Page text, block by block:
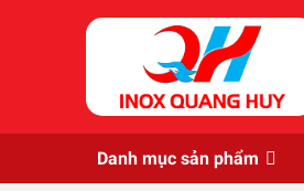
Danh mục sản phẩm